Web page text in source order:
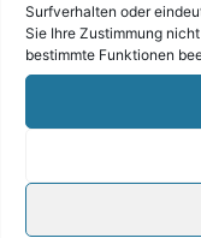
Surfverhalten oder
Sie Ihre Zustimmung
bestimmte Funktionen
sowie Knöpfe finden
Unsere Alpen
Wir bieten